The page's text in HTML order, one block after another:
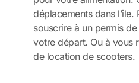
déplacements dans
souscrire à un permis
votre départ. Ou à vous
de location de scooters.